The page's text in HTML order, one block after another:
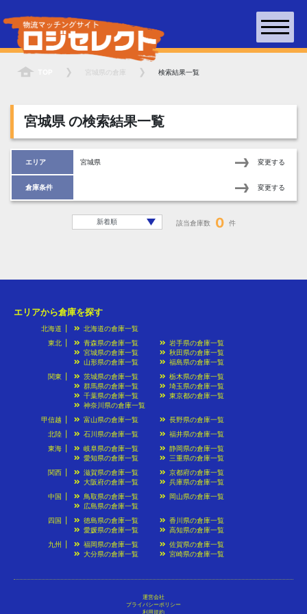
宮城県 の倉庫 検索結果一覧
宮城県の検索結果一覧
エリア 宮城県 変更する
倉庫条件 変更する
該当倉庫数 0 件
エリアから倉庫を探す
北海道
北海道の倉庫一覧
東北
青森県の倉庫一覧
岩手県の倉庫一覧
宮城県の倉庫一覧
秋田県の倉庫一覧
山形県の倉庫一覧
福島県の倉庫一覧
関東
茨城県の倉庫一覧
栃木県の倉庫一覧
群馬県の倉庫一覧
埼玉県の倉庫一覧
千葉県の倉庫一覧
東京都の倉庫一覧
神奈川県の倉庫一覧
甲信越
富山県の倉庫一覧
長野県の倉庫一覧
北陸
石川県の倉庫一覧
福井県の倉庫一覧
東海
岐阜県の倉庫一覧
静岡県の倉庫一覧
愛知県の倉庫一覧
三重県の倉庫一覧
関西
滋賀県の倉庫一覧
京都府の倉庫一覧
大阪府の倉庫一覧
兵庫県の倉庫一覧
中国
鳥取県の倉庫一覧
岡山県の倉庫一覧
広島県の倉庫一覧
四国
徳島県の倉庫一覧
香川県の倉庫一覧
愛媛県の倉庫一覧
高知県の倉庫一覧
九州
福岡県の倉庫一覧
佐賀県の倉庫一覧
大分県の倉庫一覧
宮崎県の倉庫一覧
運営会社
プライバシーポリシー
利用規約